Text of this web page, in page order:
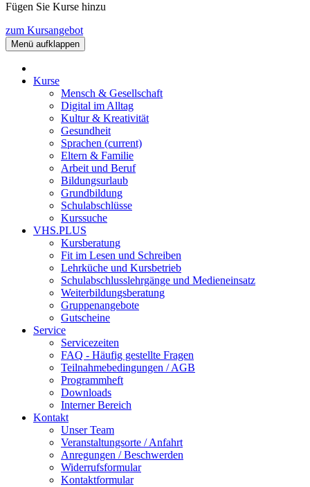
Fügen Sie Kurse hinzu
zum Kursangebot
Menü aufklappen
Kurse
Mensch & Gesellschaft
Digital im Alltag
Kultur & Kreativität
Gesundheit
Sprachen (current)
Eltern & Familie
Arbeit und Beruf
Bildungsurlaub
Grundbildung
Schulabschlüsse
Kurssuche
VHS.PLUS
Kursberatung
Fit im Lesen und Schreiben
Lehrküche und Kursbetrieb
Schulabschlusslehrgänge und Medieneinsatz
Weiterbildungsberatung
Gruppenangebote
Gutscheine
Service
Servicezeiten
FAQ - Häufig gestellte Fragen
Teilnahmebedingungen / AGB
Programmheft
Downloads
Interner Bereich
Kontakt
Unser Team
Veranstaltungsorte / Anfahrt
Anregungen / Beschwerden
Widerrufsformular
Kontaktformular